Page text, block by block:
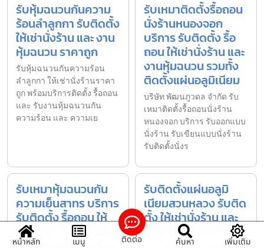
รับหุ้มฉนวนกันความ
ร้อนลำลูกกา รับติดตั้ง
ให้เช่านั่งร้าน และ งาน
หุ้มฉนวน ราคาถูก
รับหุ้มฉนวนกันความร้อน
ลำลูกกา ให้เช่านั่งร้านราคา
ถูก พร้อมบริการติดตั้ง รื้อถอน
และ รับงานหุ้มฉนวนกัน
ความร้อน และ ความเย
รับเหมาติดตั้งรื้อถอน
นั่งร้านหนองจอก
บริการ รับติดตั้ง รื้อ
ถอน ให้เช่านั่งร้าน และ
งานหุ้มฉนวน รวมทั้ง
ติดตั้งแผ่นอลูมิเนียม
บริษัท พัฒนภูวดล จำกัด รับ
เหมาติดตั้งรื้อถอนนั่งร้าน
หนองจอก บริการ รับออกแบบ
นั่งร้าน รับเขียนแบบนั่งร้าน
รับติดตั้งนั่งร
รับเหมาหุ้มฉนวนกัน
ความเย็นสาทร บริการ
รับติดตั้ง รื้อถอน ให้
เช่านั่งร้าน และ งานหุ้ม
รับติดตั้งแผ่นอลูมิ
เนียมสวนหลวง รับติด
ตั้ง ให้เช่านั่งร้าน และ
งานหุ้มฉนวน ราคาถูก
หน้าหลัก เมนู ติดต่อ ค้นหา เพิ่มเติม